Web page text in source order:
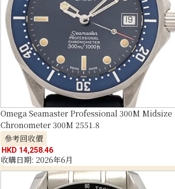
Omega Seamaster Professional 300M Midsize
Chronometer 300M 2551.8
參考回收價
HKD 14,258.46
收購日期: 2026年6月